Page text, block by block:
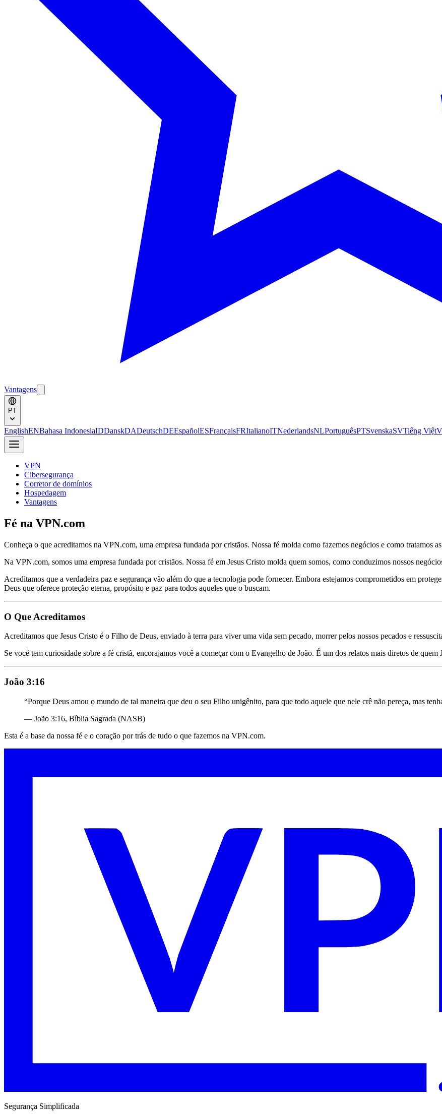
Vantagens
PT
EnglishENBahasa IndonesiaIDDanskDADeutschDEEspañolESFrançaisFRItalianoITNederlandsNLPortuguêsPTSvenskaSVTiếng Việt
VPN
Cibersegurança
Corretor de domínios
Hospedagem
Vantagens
Fé na VPN.com
Conheça o que acreditamos na VPN.com, uma empresa fundada por cristãos. Nossa fé molda como fazemos negócios e como tratamos
Na VPN.com, somos uma empresa fundada por cristãos. Nossa fé em Jesus Cristo molda quem somos, como conduzimos nossos
Acreditamos que a verdadeira paz e segurança vão além do que a tecnologia pode fornecer. Embora estejamos comprometidos em
Deus que oferece proteção eterna, propósito e paz para todos aqueles que o buscam.
O Que Acreditamos
Acreditamos que Jesus Cristo é o Filho de Deus, enviado à terra para viver uma vida sem pecado, morrer pelos nossos pecados e
Se você tem curiosidade sobre a fé cristã, encorajamos você a começar com o Evangelho de João. É um dos relatos mais diretos de quem
João 3:16
“Porque Deus amou o mundo de tal maneira que deu o seu Filho unigênito, para que todo aquele que nele crê não pereça, mas
— João 3:16, Bíblia Sagrada (NASB)
Esta é a base da nossa fé e o coração por trás de tudo o que fazemos na VPN.com.
Segurança Simplificada